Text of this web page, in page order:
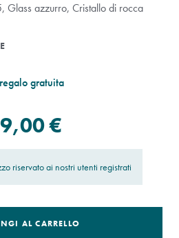
azzurro, Cristallo di rocca
gratuita
€
riservato ai nostri utenti registrati
AL CARRELLO